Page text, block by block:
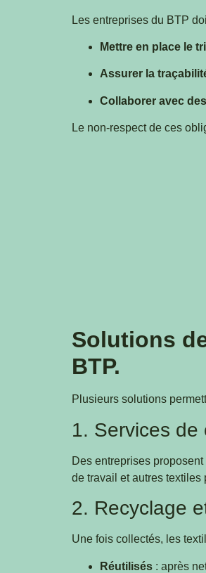
Les entreprises du BTP
Mettre en place le
Assurer la
Collaborer avec
Le non-respect de ces
Solutions
BTP.
Plusieurs solutions
1. Services de
Des entreprises
de travail et autres
2. Recyclage
Une fois collectés, les
Réutilisés : après